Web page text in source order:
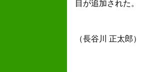
目が追加された。
（長谷川 正太郎）